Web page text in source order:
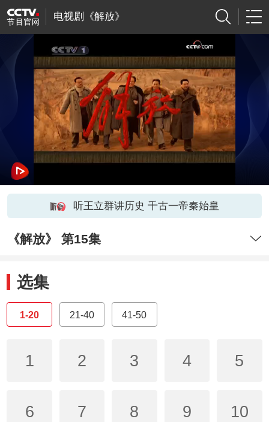
电视剧《解放》
听王立群讲历史 千古一帝秦始皇
《解放》 第15集
选集
1-20 21-40 41-50
1 2 3 4 5
6 7 8 9 10